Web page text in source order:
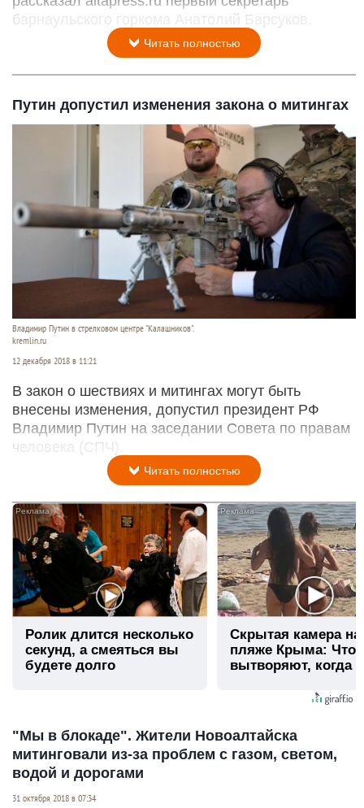
барнаульского горкома Анатолий Барсуков.
Читать полностью
Путин допустил изменения закона о митингах
Владимир Путин в стрелковом центре "Калашников".
kremlin.ru
12 декабря 2018 в 11:21
В закон о шествиях и митингах могут быть
внесены изменения, допустил президент РФ
Владимир Путин на заседании Совета по правам
человека (СПЧ).
Читать полностью
Ролик длится несколько
секунд, а смеяться вы
будете долго
Скрытая камера на
пляже Крыма: Что
вытворяют, когда
"Мы в блокаде". Жители Новоалтайска
митинговали из-за проблем с газом, светом,
водой и дорогами
31 октября 2018 в 07:34